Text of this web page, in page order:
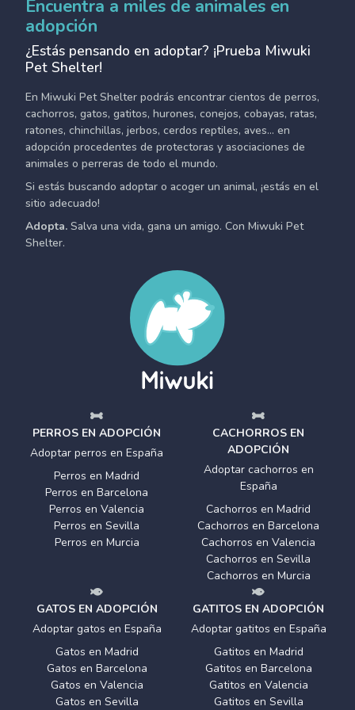
Encuentra a miles de animales en
adopción
¿Estás pensando en adoptar? ¡Prueba Miwuki
Pet Shelter!
En Miwuki Pet Shelter podrás encontrar cientos de perros,
cachorros, gatos, gatitos, hurones, conejos, cobayas, ratas,
ratones, chinchillas, jerbos, cerdos reptiles, aves... en
adopción procedentes de protectoras y asociaciones de
animales o perreras de todo el mundo.
Si estás buscando adoptar o acoger un animal, ¡estás en el
sitio adecuado!
Adopta. Salva una vida, gana un amigo. Con Miwuki Pet
Shelter.
PERROS EN ADOPCIÓN
Adoptar perros en España
Perros en Madrid
Perros en Barcelona
Perros en Valencia
Perros en Sevilla
Perros en Murcia
CACHORROS EN
ADOPCIÓN
Adoptar cachorros en
España
Cachorros en Madrid
Cachorros en Barcelona
Cachorros en Valencia
Cachorros en Sevilla
Cachorros en Murcia
GATOS EN ADOPCIÓN
Adoptar gatos en España
Gatos en Madrid
Gatos en Barcelona
Gatos en Valencia
Gatos en Sevilla
GATITOS EN ADOPCIÓN
Adoptar gatitos en España
Gatitos en Madrid
Gatitos en Barcelona
Gatitos en Valencia
Gatitos en Sevilla